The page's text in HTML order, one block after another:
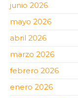
junio 2026
mayo 2026
abril 2026
marzo 2026
febrero 2026
enero 2026